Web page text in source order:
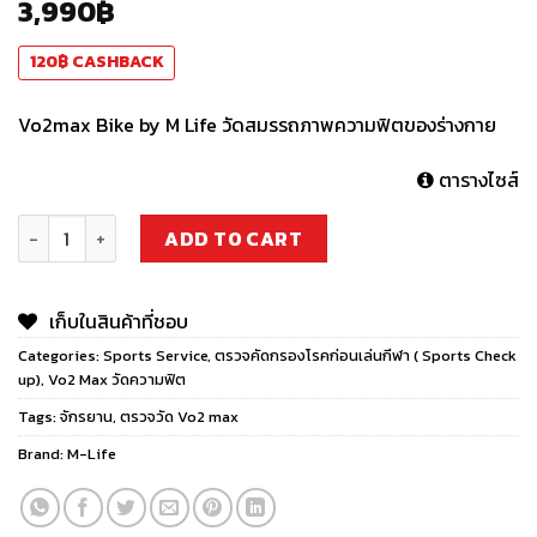
3,990฿
120฿CASHBACK
Vo2max Bike by M Life วัดสมรรถภาพความฟิตของร่างกาย
ตารางไซส์
Vo2max Bike by M Life quantity
ADD TO CART
เก็บในสินค้าที่ชอบ
Categories:Sports Service, ตรวจคัดกรองโรคก่อนเล่นกีฬา ( Sports Check
up), Vo2 Max วัดความฟิต
Tags:จักรยาน, ตรวจวัด Vo2 max
Brand:M-Life